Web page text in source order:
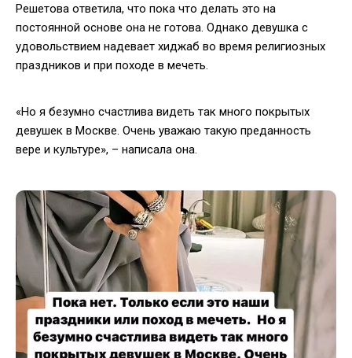
Решетова ответила, что пока что делать это на
постоянной основе она не готова. Однако девушка с
удовольствием надевает хиджаб во время религиозных
праздников и при походе в мечеть.
«Но я безумно счастлива видеть так много покрытых
девушек в Москве. Очень уважаю такую преданность
вере и культуре», – написала она.